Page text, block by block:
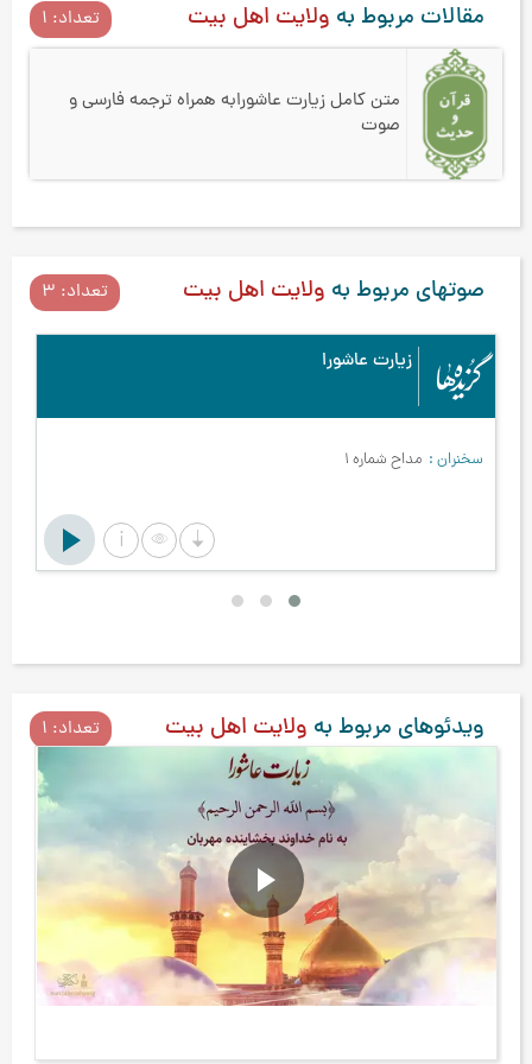
مقالات مربوط به ولایت اهل بیت تعداد: 1
متن کامل زیارت عاشورابه همراه ترجمه فارسی و
صوت
صوتهای مربوط به ولایت اهل بیت تعداد: 3
زیارت عاشورا
سخنران مداح شماره 1
ویدئوهای مربوط به ولایت اهل بیت تعداد: 1